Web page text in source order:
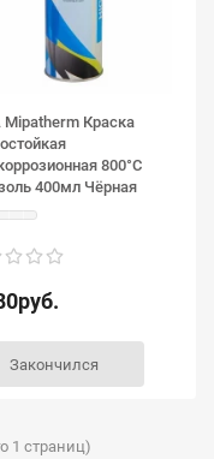
Mipatherm Краска
800°C
400мл Чёрная
Закончился
1 страниц)